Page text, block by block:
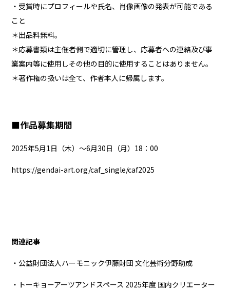
・受賞時にプロフィールや氏名、肖像画像の発表が可能である
こと
＊出品料無料。
＊応募書類は主催者側で適切に管理し、応募者への連絡及び事
業案内等に使用しその他の目的に使用することはありません。
＊著作権の扱いは全て、作者本人に帰属します。
■作品募集期間
2025年5月1日（木）〜6月30日（月）18：00
https://gendai-art.org/caf_single/caf2025
関連記事
・公益財団法人ハーモニック伊藤財団 文化芸術分野助成
・トーキョーアーツアンドスペース 2025年度 国内クリエーター